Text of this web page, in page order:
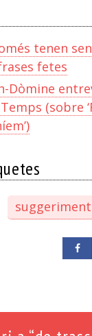
tenen
fetes
Dòmine
(sobre